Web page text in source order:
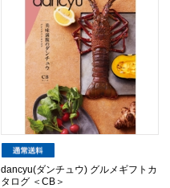
dancyu(ダンチュウ) グルメギフトカ
タログ ＜CB＞